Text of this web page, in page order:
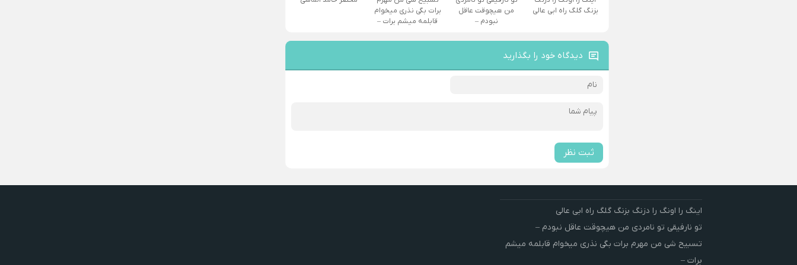
بزنگ گلگ راه ابی عالی
من هیچوقت عاقل
نبودم –
برات بگی نذری میخوام
قابلمه میشم برات –
دیدگاه خود را بگذارید
ثبت نظر
اینگ را اونگ را دزنگ بزنگ گلگ راه ابی عالی
تو نارفیقی تو نامردی من هیچوقت عاقل نبودم –
تسبیح شی من مهرم برات بگی نذری میخوام قابلمه میشم
برات –